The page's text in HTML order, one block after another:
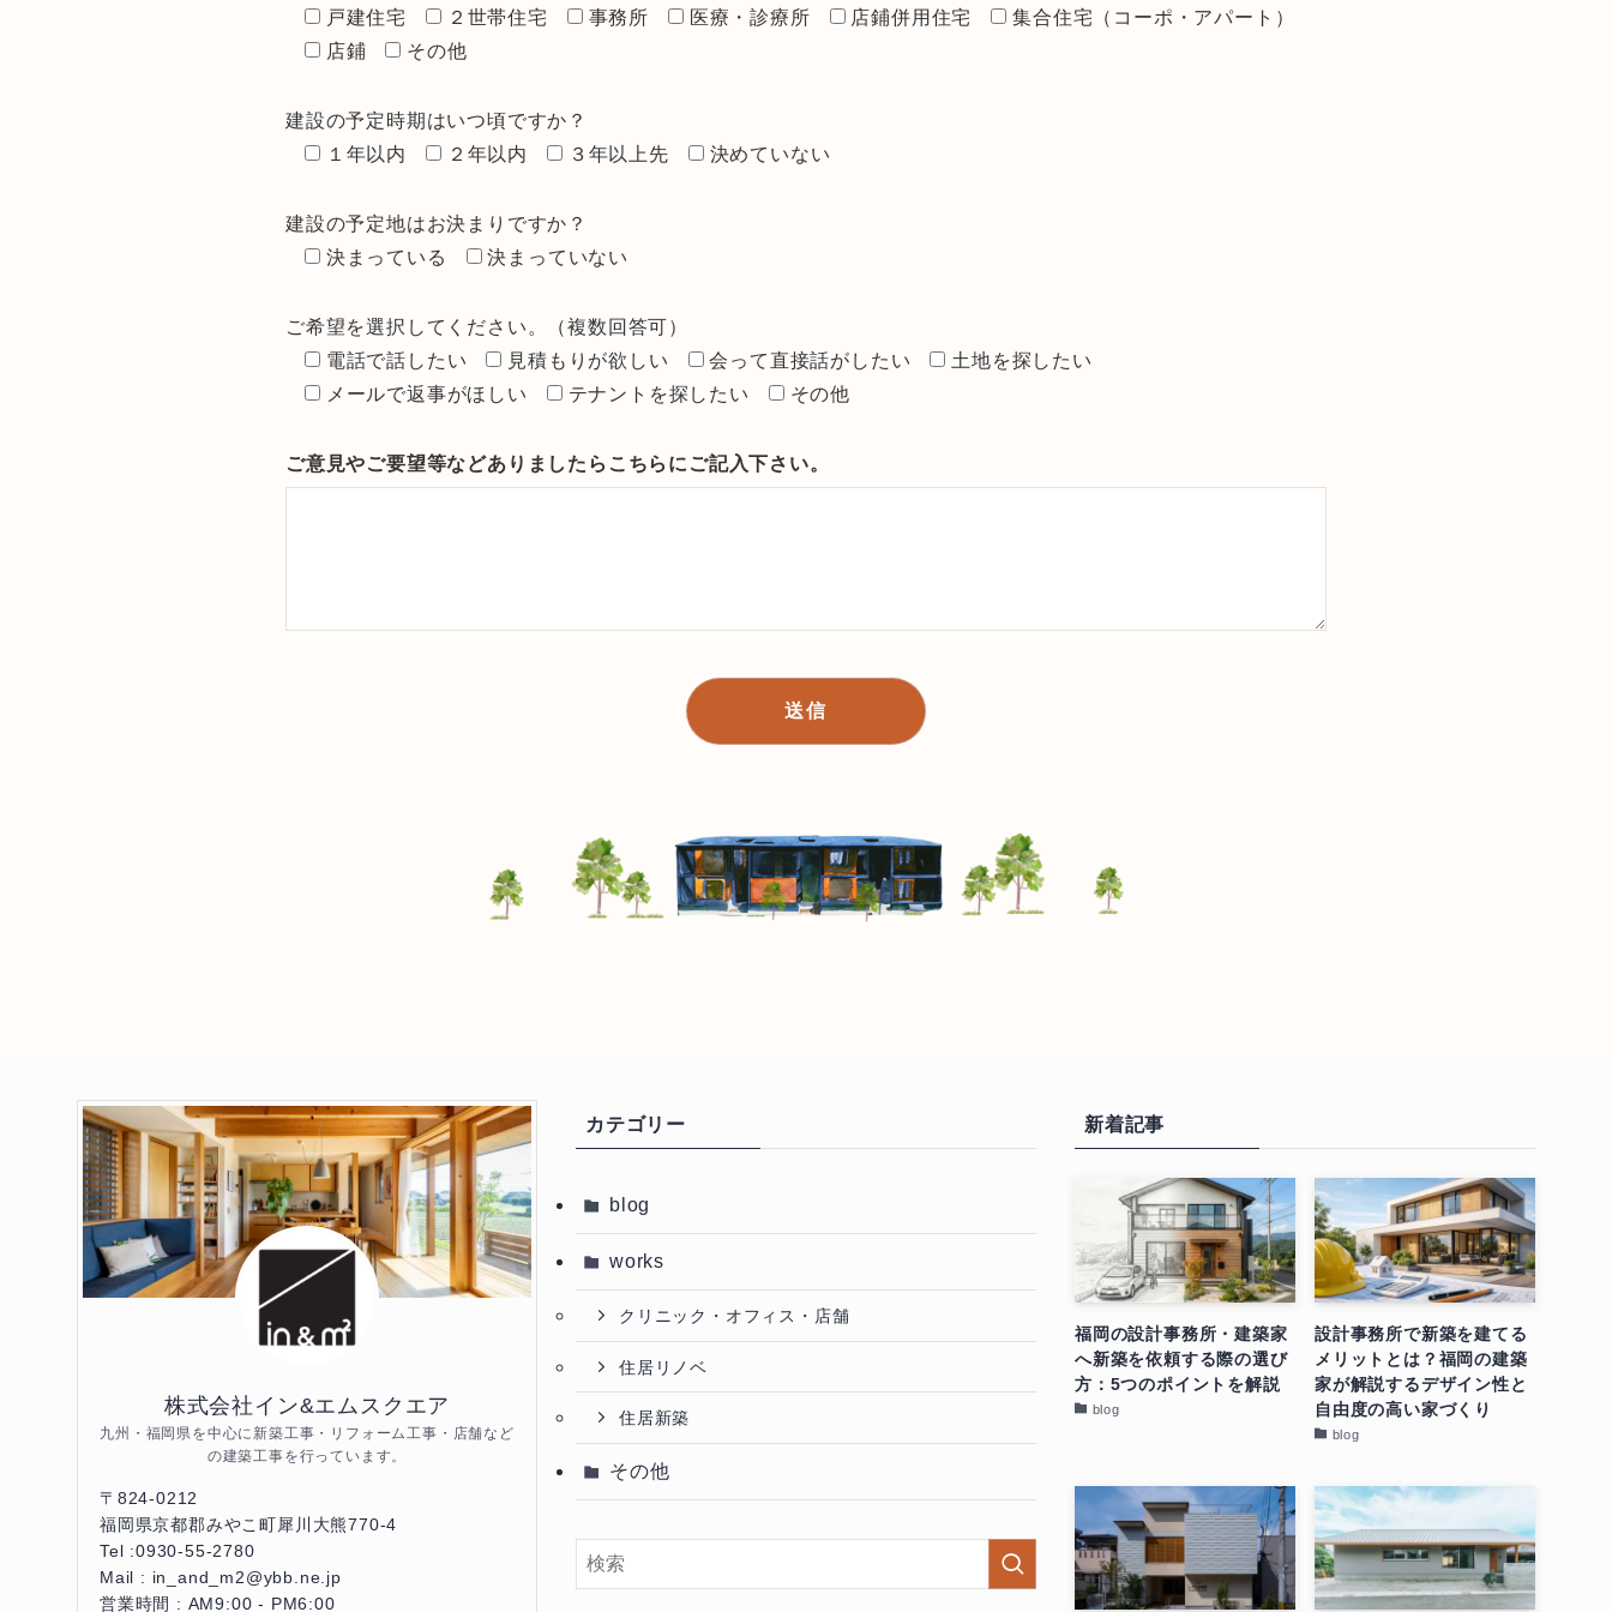
戸建住宅
２世帯住宅 事務所 医療・診療所 店鋪併用住宅
集合住宅（コーポ・アパート）
店鋪
その他
建設の予定時期はいつ頃ですか？
１年以内
２年以内 ３年以上先 決めていない
建設の予定地はお決まりですか？
決まっている
決まっていない
ご希望を選択してください。（複数回答可）
電話で話したい
見積もりが欲しい 会って直接話がしたい
土地を探したい
メールで返事がほしい
テナントを探したい その他
ご意見やご要望等などありましたらこちらにご記入下さい。
株式会社イン&エムスクエア
九州・福岡県を中心に新築工事・リフォーム工事・店舗など
の建築工事を行っています。
〒824-0212
福岡県京都郡みやこ町犀川大熊770-4
Tel :0930-55-2780
Mail : in_and_m2@ybb.ne.jp
営業時間 : AM9:00 - PM6:00
カテゴリー
blog
works
クリニック・オフィス・店舗
住居リノベ
住居新築
その他
新着記事
福岡の設計事務所・建築家
へ新築を依頼する際の選び
方：5つのポイントを解説
blog
設計事務所で新築を建てる
メリットとは？福岡の建築
家が解説するデザイン性と
自由度の高い家づくり
blog